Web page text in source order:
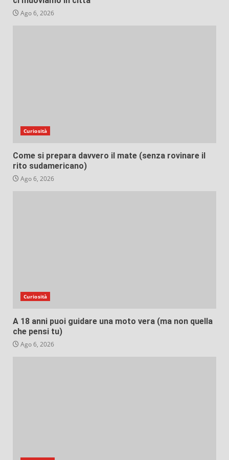
Ago 6, 2026
Curiosità
Come si prepara davvero il mate (senza rovinare il
rito sudamericano)
Ago 6, 2026
Curiosità
A 18 anni puoi guidare una moto vera (ma non quella
che pensi tu)
Ago 6, 2026